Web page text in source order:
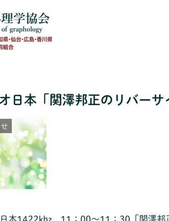
日本「関澤邦正のリバー
本1422khz 11：00～11：30「関澤邦